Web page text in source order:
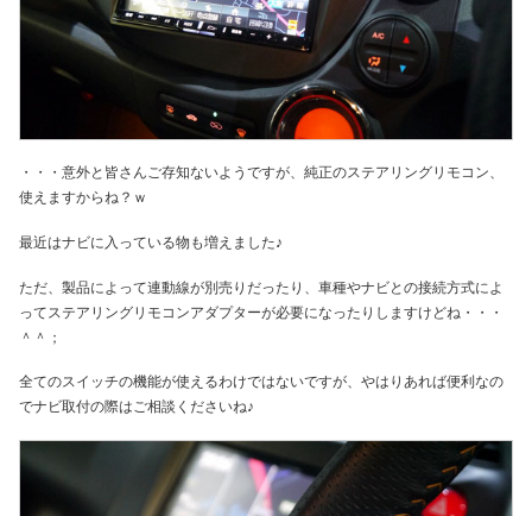
・・・意外と皆さんご存知ないようですが、純正のステアリングリモコン、
使えますからね？ｗ
最近はナビに入っている物も増えました♪
ただ、製品によって連動線が別売りだったり、車種やナビとの接続方式によ
ってステアリングリモコンアダプターが必要になったりしますけどね・・・
＾＾；
全てのスイッチの機能が使えるわけではないですが、やはりあれば便利なの
でナビ取付の際はご相談くださいね♪